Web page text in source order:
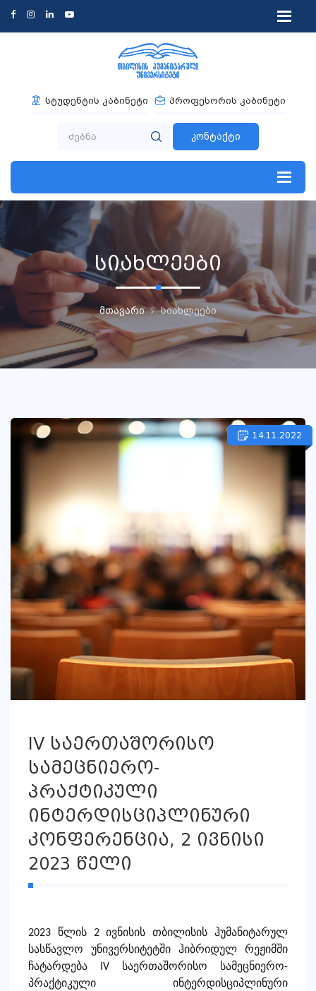
სტუდენტის კაბინეტი პროფესორის კაბინეტი
კონტაქტი
სიახლეები
მთავარი სიახლეები
14.11.2022
IV საერთაშორისო
სამეცნიერო-
პრაქტიკული
ინტერდისციპლინური
კონფერენცია, 2 ივნისი
2023 წელი
2023 წლის 2 ივნისის თბილისის ჰუმანიტარულ
სასწავლო უნივერსიტეტში ჰიბრიდულ რეჟიმში
ჩატარდება IV საერთაშორისო სამეცნიერო-
პრაქტიკული ინტერდისციპლინური